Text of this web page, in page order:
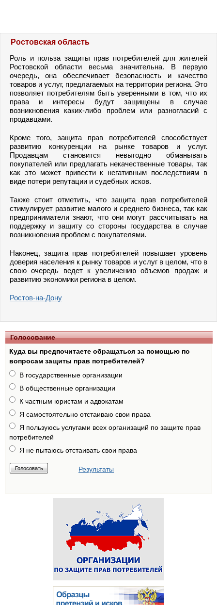
Ростовская область
Роль и польза защиты прав потребителей для жителей
Ростовской области весьма значительна. В первую
очередь, она обеспечивает безопасность и качество
товаров и услуг, предлагаемых на территории региона. Это
позволяет потребителям быть уверенными в том, что их
права и интересы будут защищены в случае
возникновения каких-либо проблем или разногласий с
продавцами.
Кроме того, защита прав потребителей способствует
развитию конкуренции на рынке товаров и услуг.
Продавцам становится невыгодно обманывать
покупателей или предлагать некачественные товары, так
как это может привести к негативным последствиям в
виде потери репутации и судебных исков.
Также стоит отметить, что защита прав потребителей
стимулирует развитие малого и среднего бизнеса, так как
предприниматели знают, что они могут рассчитывать на
поддержку и защиту со стороны государства в случае
возникновения проблем с покупателями.
Наконец, защита прав потребителей повышает уровень
доверия населения к рынку товаров и услуг в целом, что в
свою очередь ведет к увеличению объемов продаж и
развитию экономики региона в целом.
Ростов-на-Дону
Голосование
Куда вы предпочитаете обращаться за помощью по
вопросам защиты прав потребителей?
В государственные организации
В общественные организации
К частным юристам и адвокатам
Я самостоятельно отстаиваю свои права
Я пользуюсь услугами всех организаций по защите прав
потребителей
Я не пытаюсь отстаивать свои права
Результаты